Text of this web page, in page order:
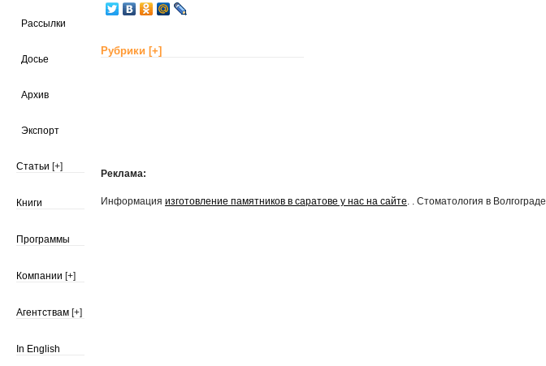
Рассылки
Досье
Архив
Экспорт
Статьи [+]
Книги
Программы
Компании [+]
Агентствам [+]
In English
Рубрики [+]
Реклама:
Информация изготовление памятников в саратове у нас на сайте. . Стоматология в Волгограде